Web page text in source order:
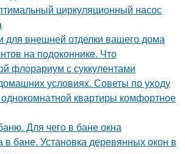
циркуляционный насос
для внешней отделки вашего дома
на подоконнике. Что
флорариум с суккулентами
условиях. Советы по уходу
однокомнатной квартиры комфортное
Для чего в бане окна
в бане. Установка деревянных окон в